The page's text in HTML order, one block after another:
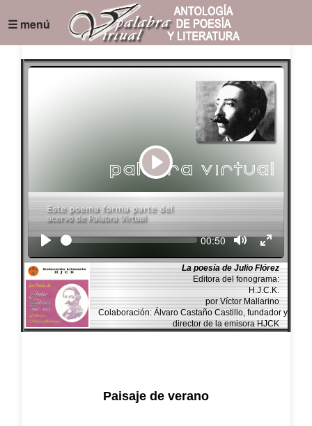
☰ menú
Play
Seek Current
00:50
La poesía de Julio Flórez
Editora del fonograma:
H.J.C.K.
por Víctor Mallarino
Colaboración: Álvaro Castaño Castillo, fundador y
director de la emisora HJCK
Paisaje de verano